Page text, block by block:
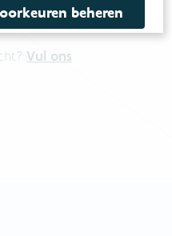
meestgestelde vragen
Vul ons
beheren